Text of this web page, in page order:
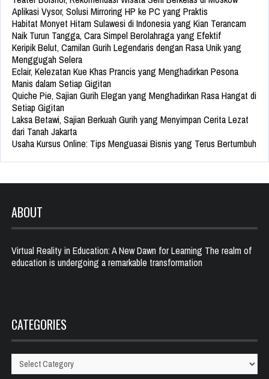
Aplikasi Vysor, Solusi Mirroring HP ke PC yang Praktis
Habitat Monyet Hitam Sulawesi di Indonesia yang Kian Terancam
Naik Turun Tangga, Cara Simpel Berolahraga yang Efektif
Keripik Belut, Camilan Gurih Legendaris dengan Rasa Unik yang
Menggugah Selera
Eclair, Kelezatan Kue Khas Prancis yang Menghadirkan Pesona
Manis dalam Setiap Gigitan
Quiche Pie, Sajian Gurih Elegan yang Menghadirkan Rasa Hangat di
Setiap Gigitan
Laksa Betawi, Sajian Berkuah Gurih yang Menyimpan Cerita Lezat
dari Tanah Jakarta
Usaha Kursus Online: Tips Menguasai Bisnis yang Terus Bertumbuh
ABOUT
Virtual Reality in Education: A New Dawn for Learning The realm of
education is undergoing a remarkable transformation
CATEGORIES
Categories